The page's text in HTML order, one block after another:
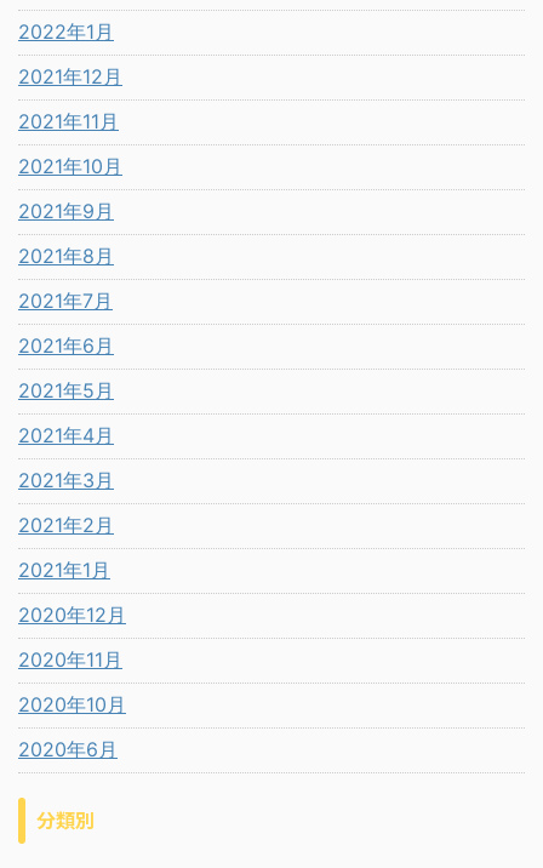
2022年1月
2021年12月
2021年11月
2021年10月
2021年9月
2021年8月
2021年7月
2021年6月
2021年5月
2021年4月
2021年3月
2021年2月
2021年1月
2020年12月
2020年11月
2020年10月
2020年6月
分類別